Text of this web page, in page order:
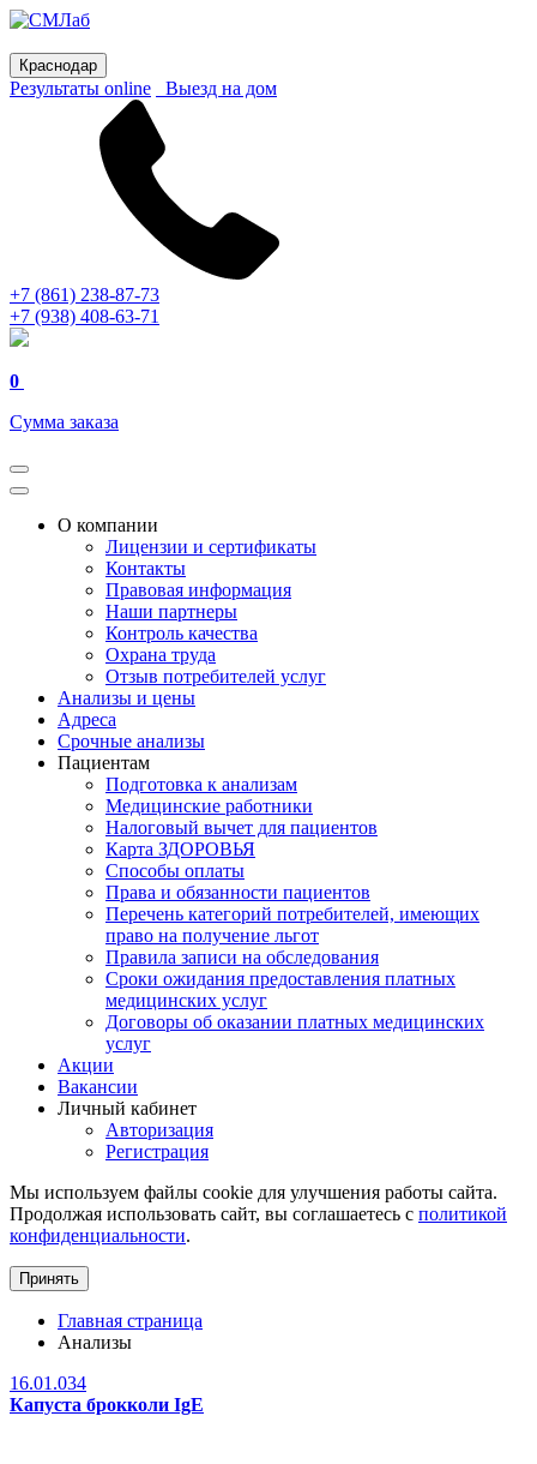
Краснодар
Результаты online Выезд на дом
+7 (861) 238-87-73
+7 (938) 408-63-71
0
Сумма заказа
О компании
Лицензии и сертификаты
Контакты
Правовая информация
Наши партнеры
Контроль качества
Охрана труда
Отзыв потребителей услуг
Анализы и цены
Адреса
Срочные анализы
Пациентам
Подготовка к анализам
Медицинские работники
Налоговый вычет для пациентов
Карта ЗДОРОВЬЯ
Способы оплаты
Права и обязанности пациентов
Перечень категорий потребителей, имеющих
право на получение льгот
Правила записи на обследования
Сроки ожидания предоставления платных
медицинских услуг
Договоры об оказании платных медицинских
услуг
Акции
Вакансии
Личный кабинет
Авторизация
Регистрация
Мы используем файлы cookie для улучшения работы сайта.
Продолжая использовать сайт, вы соглашаетесь с политикой
конфиденциальности.
Принять
Главная страница
Анализы
16.01.034
Капуста брокколи IgE